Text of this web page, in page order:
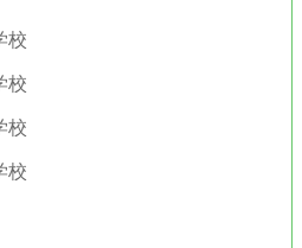
校
校
校
校